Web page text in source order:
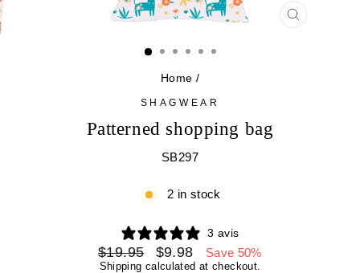
CLOSE
Home /
SHAGWEAR
Patterned shopping bag
SB297
2 in stock
3 avis
Regular
price
$19.95
Sale
price
$9.98 Save 50%
Shipping calculated at checkout.